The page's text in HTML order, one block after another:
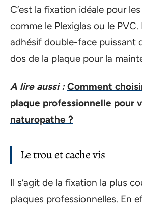
C’est la fixation idéale pour
comme le Plexiglas ou le PVC.
adhésif double-face puissant
dos de la plaque pour la
A lire aussi : Comment
plaque professionnelle pour
naturopathe ?
Le trou et cache vis
Il s’agit de la fixation la plus
plaques professionnelles. En